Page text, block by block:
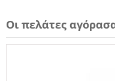
Οι πελάτες